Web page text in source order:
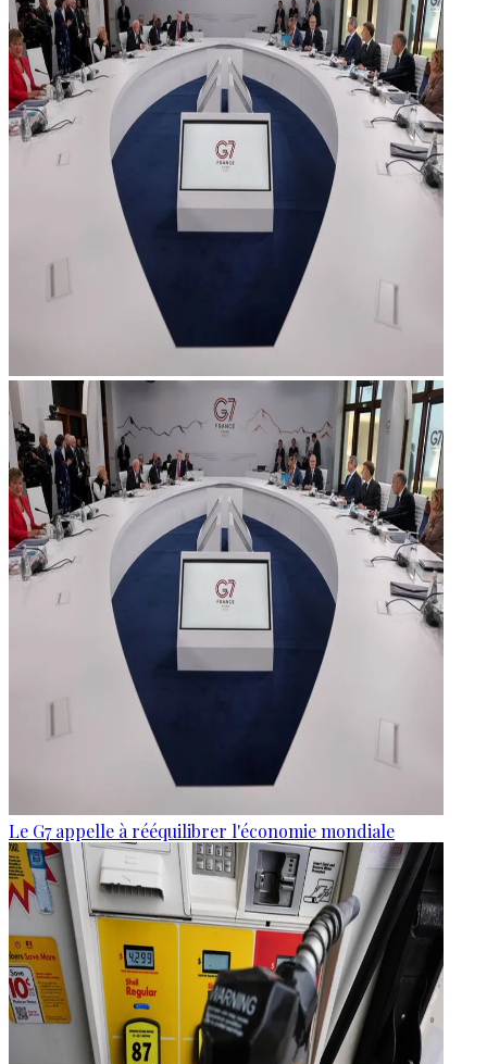
Le G7 appelle à rééquilibrer l'économie mondiale